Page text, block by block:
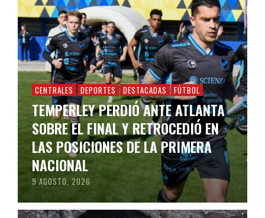
CENTRALES DEPORTES DESTACADAS FÚTBOL
TEMPERLEY PERDIÓ ANTE ATLANTA
SOBRE EL FINAL Y RETROCEDIÓ EN
LAS POSICIONES DE LA PRIMERA
NACIONAL
9 AGOSTO, 2026